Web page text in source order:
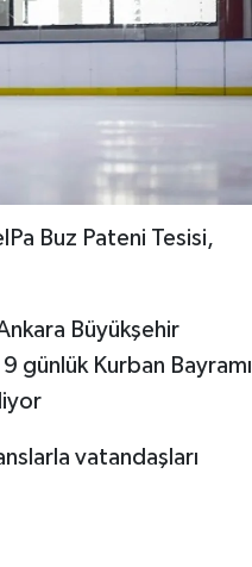
Buz Pateni Tesisi,
Büyükşehir
günlük Kurban Bayramı
vatandaşları